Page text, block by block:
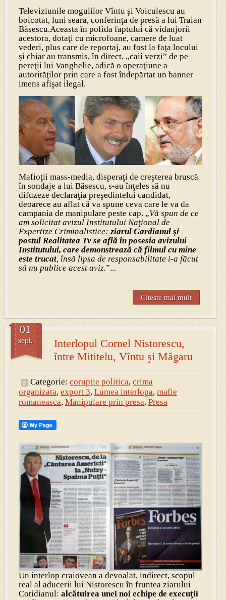
Televiziunile mogulilor Vîntu şi Voiculescu au
boicotat, luni seara, conferinţa de presă a lui Traian
Băsescu.Aceasta în pofida faptului că vidanjorii
acestora, dotaţi cu microfoane, camere de luat
vederi, plus care de reportaj, au fost la faţa locului
şi chiar au transmis, în direct, „caii verzi” de pe
pereţii lui Vanghelie, adică o operaţiune a
autorităţilor prin care a fost îndepărtat un banner
imens afişat ilegal.
Mafioţii mass-media, disperaţi de creşterea bruscă
în sondaje a lui Băsescu, s-au înţeles să nu
difuzeze declaraţia preşedintelui candidat,
deoarece au aflat că va spune ceva care le va da
campania de manipulare peste cap. „Vă spun de ce
am solicitat avizul Institutului Naţional de
Expertize Criminalistice:ziarul Gardianul şi
postul Realitatea Tv se află în posesia avizului
Institutului, care demonstrează că filmul cu mine
este trucat, însă lipsa de responsabilitate i-a făcut
să nu publice acest aviz.”...
Citeste mai mult
Interlopul Cornel Nistorescu,
între Mititelu, Vîntu şi Măgaru
01
sept.
Categorie: coruptie politica, crima
organizata, export 3, Lumea interlopa, mafie
romaneasca, Manipulare prin presa, Presa
Un interlop craiovean a devoalat, indirect, scopul
real al aducerii lui Nistorescu în fruntea ziarului
Cotidianul: alcătuirea unei noi echipe de execuţii